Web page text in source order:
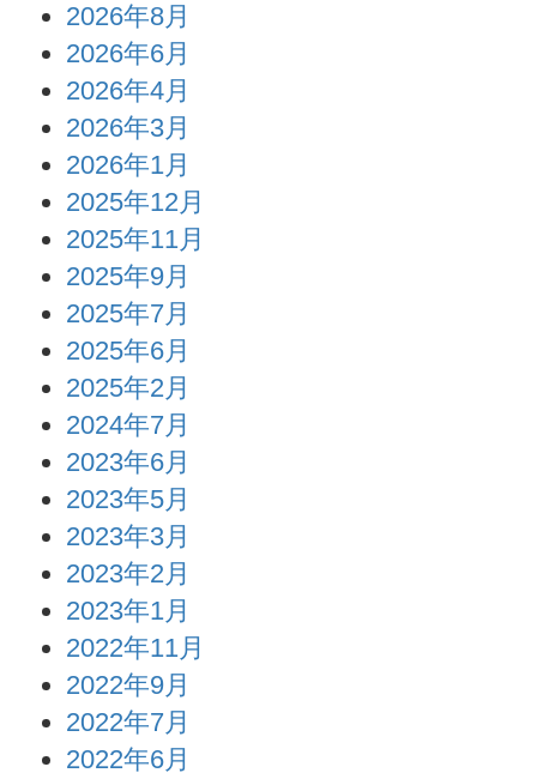
2026年8月
2026年6月
2026年4月
2026年3月
2026年1月
2025年12月
2025年11月
2025年9月
2025年7月
2025年6月
2025年2月
2024年7月
2023年6月
2023年5月
2023年3月
2023年2月
2023年1月
2022年11月
2022年9月
2022年7月
2022年6月